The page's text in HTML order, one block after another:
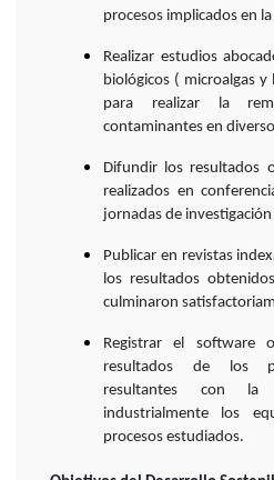
procesos implicados en
Realizar estudios
biológicos ( microalgas
para realizar la
contaminantes en
Difundir los resultados
realizados en
jornadas de
Publicar en revistas
los resultados
culminaron
Registrar el software
resultados de los
resultantes con la
industrialmente los
procesos estudiados.